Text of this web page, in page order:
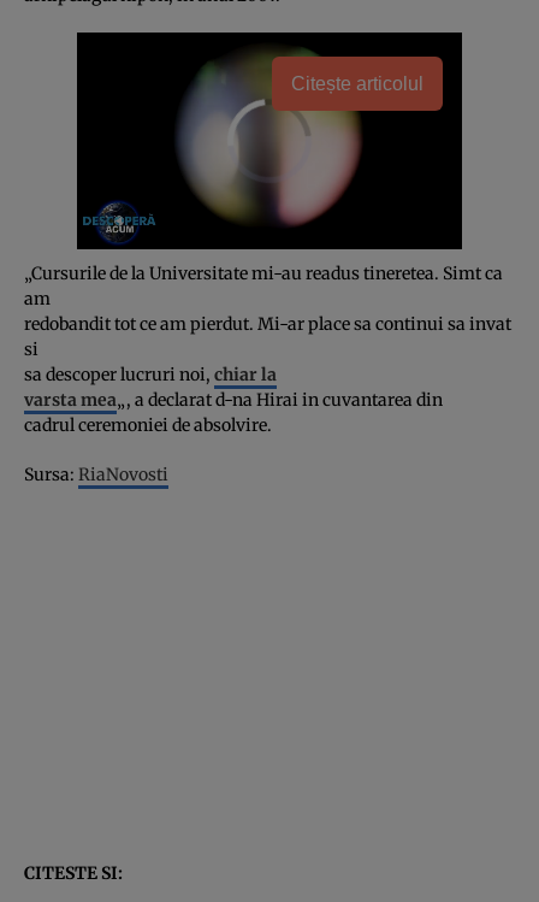
Citește articolul
„Cursurile de la Universitate mi-au readus tineretea. Simt ca
am
redobandit tot ce am pierdut. Mi-ar place sa continui sa invat
si
sa descoper lucruri noi, chiar la
varsta mea„, a declarat d-na Hirai in cuvantarea din
cadrul ceremoniei de absolvire.
Sursa: RiaNovosti
CITESTE SI: